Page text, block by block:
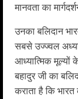
मानवता का
उनका बलिदान
सबसे उज्ज्वल
आध्यात्मिक मूल्यों
बहादुर जी का
कराता है कि